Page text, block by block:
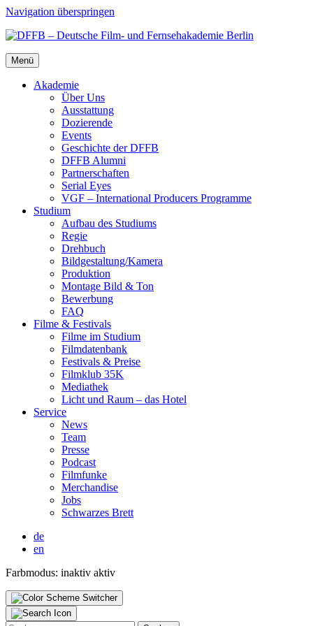
Navigation überspringen
Menü
Aka­de­mie
Über Uns
Aus­stat­tung
Dozie­ren­de
Events
Geschich­te der DFFB
DFFB Alum­ni
Part­ner­schaf­ten
Seri­al Eyes
VGF – Inter­na­tio­nal Pro­du­cers Pro­gram­me
Stu­di­um
Auf­bau des Stu­di­ums
Regie
Dreh­buch
Bildgestaltung/​​Kamera
Pro­duk­ti­on
Mon­ta­ge Bild & Ton
Bewer­bung
FAQ
Fil­me & Fes­ti­vals
Fil­me im Stu­di­um
Film­da­ten­bank
Fes­ti­vals & Prei­se
Film­klub 35K
Media­thek
Licht und Raum – das Hotel
Ser­vice
News
Team
Pres­se
Pod­cast
Film­fun­ke
Mer­chan­di­se
Jobs
Schwar­zes Brett
de
en
Farbmodus: inaktiv aktiv